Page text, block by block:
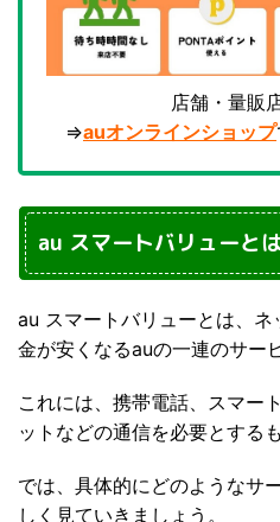
店舗・量販
⇒auオンラインショップ
au スマートバリューと
au スマートバリューとは、
金が安くなるauの一連のサー
これには、携帯電話、スマー
ットなどの通信を必要とする
では、具体的にどのようなサ
しく見ていきましょう。